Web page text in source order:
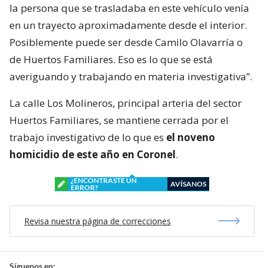
la persona que se trasladaba en este vehículo venía
en un trayecto aproximadamente desde el interior.
Posiblemente puede ser desde Camilo Olavarría o
de Huertos Familiares. Eso es lo que se está
averiguando y trabajando en materia investigativa”.
La calle Los Molineros, principal arteria del sector
Huertos Familiares, se mantiene cerrada por el
trabajo investigativo de lo que es el noveno
homicidio de este año en Coronel.
¿ENCONTRASTE UN
ERROR?
AVÍSANOS
Revisa nuestra página de correcciones
Síguenos en: